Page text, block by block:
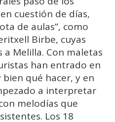
cuestión de días,
de aulas”, como
Birbe, cuyas
Melilla. Con maletas
han entrado en
qué hacer, y en
a interpretar
melodías que
Los 18